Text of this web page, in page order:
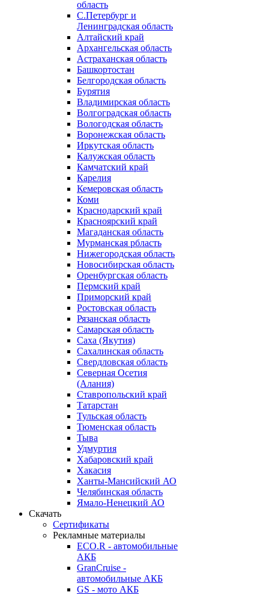
область
С.Петербург и
Ленинградская область
Алтайский край
Архангельская область
Астраханская область
Башкортостан
Белгородская область
Бурятия
Владимирская область
Волгоградская область
Вологодская область
Воронежская область
Иркутская область
Калужская область
Камчатский край
Карелия
Кемеровская область
Коми
Краснодарский край
Красноярский край
Магаданская область
Мурманская рбласть
Нижегородская область
Новосибирская область
Оренбургская область
Пермский край
Приморский край
Ростовская область
Рязанская область
Самарская область
Саха (Якутия)
Сахалинская область
Свердловская область
Северная Осетия
(Алания)
Ставропольский край
Татарстан
Тульская область
Тюменская область
Тыва
Удмуртия
Хабаровский край
Хакасия
Ханты-Мансийский АО
Челябинская область
Ямало-Ненецкий АО
Скачать
Сертификаты
Рекламные материалы
ECO.R - автомобильные
АКБ
GranCruise -
автомобильные АКБ
GS - мото АКБ